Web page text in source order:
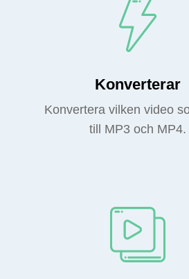
Konverterar
Konvertera vilken video
till MP3 och MP4.